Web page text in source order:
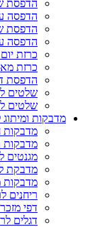
הדפסת
הדפסה
הדפסת
הדפסה
כרזת
כרזת
הדפסת
שלטים
שלטים
מדבקות
מדבקות
מדבקות
מגנטים
מדבקת
מדבקות
ריחנים
דפי
דגלים